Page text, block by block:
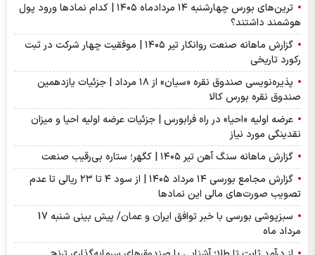
ترین‌های بورس چهارشنبه ۱۴ مردادماه ۱۴۰۵ | کدام نماد‌ها ورود پول
هوشمند داشتند؟
گزارش ماهانه صنعت روانکار تیر ۱۴۰۵ | موفقیت چهار شرکت در ثبت
رکورد تاریخی
پذیره‌نویسی صندوق نقره «سیان» از ۱۸ مرداد | جزئیات یازدهمین
صندوق نقره بورس کالا
عرضه اولیه «احیا» در راه فرابورس | جزئیات عرضه اولیه احیا و میزان
نقدینگی مورد نیاز
گزارش ماهانه سنگ آهن تیر ۱۴۰۵ | کگهر؛ ستاره بی‌رقیب صنعت
گزارش مجامع بورسی ۱۴ مرداد ۱۴۰۵ | از سود ۴ تا ۲۳ ریالی تا عدم
تصویب صورت‌های مالی این نماد‌ها
سبزپوشی بورسی با خبر توافق ایران و عمان/ پیش بینی شنبه 17
مرداد ماه